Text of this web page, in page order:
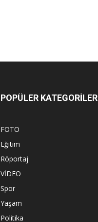
POPÜLER KATEGORİLER
FOTO
Eğitim
Röportaj
VİDEO
Spor
Yaşam
Politika